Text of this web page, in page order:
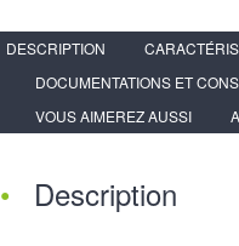
DESCRIPTION
DOCUMENTATIONS ET
VOUS AIMEREZ AUSSI
Description